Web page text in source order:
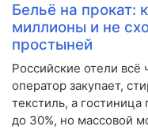
Бельё на прокат:
миллионы и не
простыней
Российские отели всё
оператор закупает,
текстиль, а
до 30%, но массовой